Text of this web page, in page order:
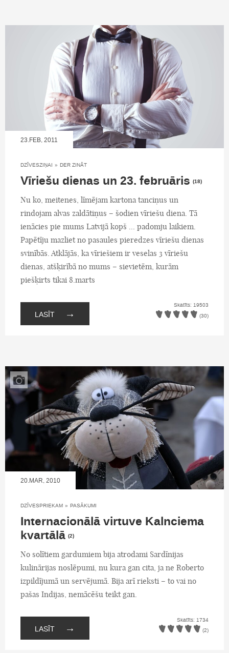
23.FEB, 2011
DZĪVESZIŅAI » DER ZINĀT
Vīriešu dienas un 23. februāris (18)
Nu ko, meitenes, līmējam kartona tanciņus un
rindojam alvas zaldātiņus – šodien vīriešu diena. Tā
ienācies pie mums Latvijā kopš ... padomju laikiem.
Papētīju mazliet no pasaules pieredzes vīriešu dienas
svinībās. Atklājās, ka vīriešiem ir veselas 3 vīriešu
dienas, atšķirībā no mums – sievietēm, kurām
piešķirts tikai 8.marts
LASĪT →
Skatīts: 19503
(30)
20.MAR, 2010
DZĪVESPRIEKAM » PASĀKUMI
Internacionālā virtuve Kalnciema
kvartālā (2)
No solītiem gardumiem bija atrodami Sardīnijas
kulinārijas noslēpumi, nu kura gan cita, ja ne Roberto
izpildījumā un servējumā. Bija arī rieksti – to vai no
pašas Indijas, nemācēšu teikt gan.
LASĪT →
Skatīts: 1734
(2)